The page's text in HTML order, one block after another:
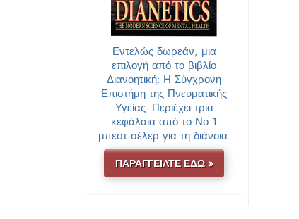
Εντελώς δωρεάν, μια
επιλογή από το βιβλίο
Διανοητική: Η Σύγχρονη
Επιστήμη της Πνευματικής
Υγείας. Περιέχει τρία
κεφάλαια από το Νο 1
μπεστ-σέλερ για τη διάνοια.
ΠΑΡΑΓΓΕΙΛΤΕ ΕΔΩ »